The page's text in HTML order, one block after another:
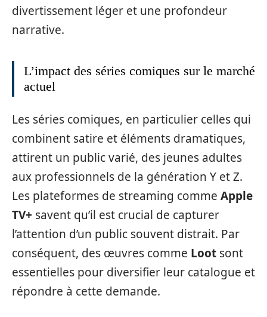
divertissement léger et une profondeur
narrative.
L’impact des séries comiques sur le marché
actuel
Les séries comiques, en particulier celles qui
combinent satire et éléments dramatiques,
attirent un public varié, des jeunes adultes
aux professionnels de la génération Y et Z.
Les plateformes de streaming comme Apple
TV+ savent qu’il est crucial de capturer
l’attention d’un public souvent distrait. Par
conséquent, des œuvres comme Loot sont
essentielles pour diversifier leur catalogue et
répondre à cette demande.